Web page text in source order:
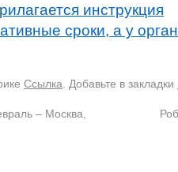
инструкция
сроки, а у
Ссылка . Добавьте в закладки
– Москва,